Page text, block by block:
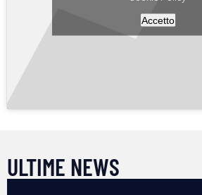
Accetto
ULTIME NEWS